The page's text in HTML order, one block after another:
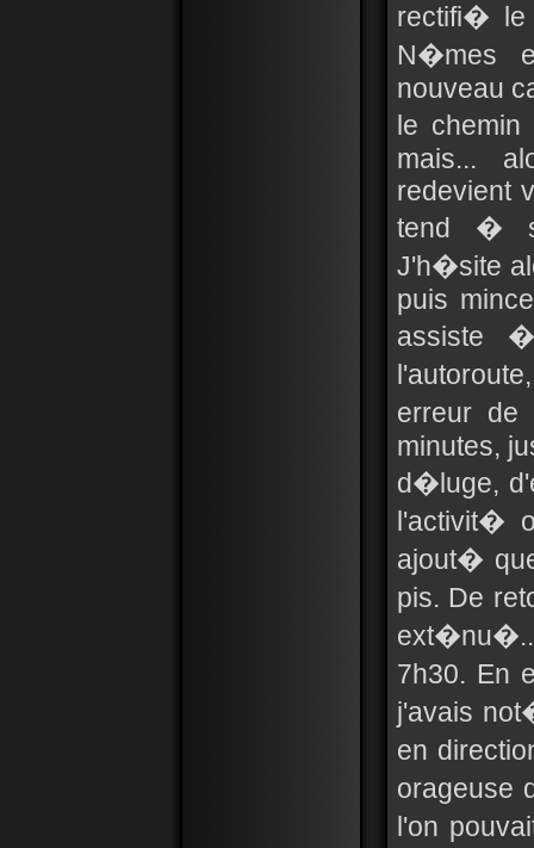
rectifi� le
N�mes
nouveau
le
mais...
redevient
tend �
J'h�site
puis
erreur
minutes,
d�luge,
l'activit�
ajout�
pis. De
ext�nu�...
7h30. En
j'avais
en
orageuse
l'on